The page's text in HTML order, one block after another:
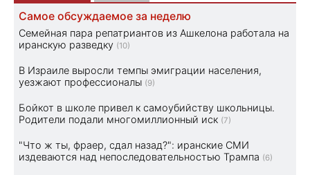
Самое обсуждаемое за неделю
Семейная пара репатриантов из Ашкелона работала на
иранскую разведку (10)
В Израиле выросли темпы эмиграции населения,
уезжают профессионалы (9)
Бойкот в школе привел к самоубийству школьницы.
Родители подали многомиллионный иск (7)
"Что ж ты, фраер, сдал назад?": иранские СМИ
издеваются над непоследовательностью Трампа (6)